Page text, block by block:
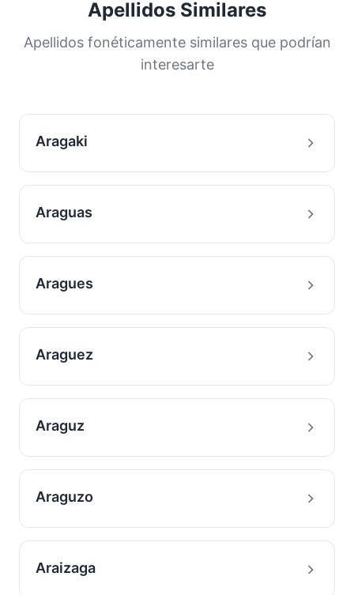
población. Esta distribución nos ayuda a
comprender los orígenes y la historia
migratoria de las familias con este apellido.
Apellidos Similares
Apellidos fonéticamente similares que podrían
interesarte
Aragaki
Araguas
Aragues
Araguez
Araguz
Araguzo
Araizaga